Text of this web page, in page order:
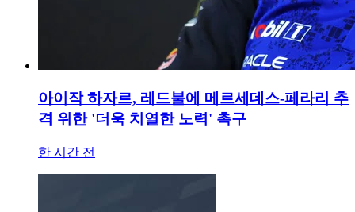
아이작 하자르, 레드불에 메르세데스-페라리 추
격 위한 '더욱 치열한 노력' 촉구
한 시간 전